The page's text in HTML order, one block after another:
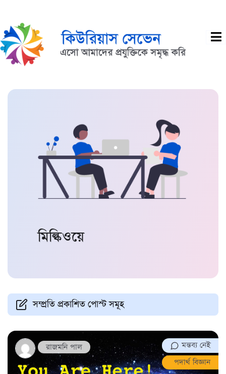
মিল্কিওয়ে
সম্প্রতি প্রকাশিত পোস্ট সমূহ
রাজমনি পাল
মন্তব্য নেই
পদার্থ বিজ্ঞান